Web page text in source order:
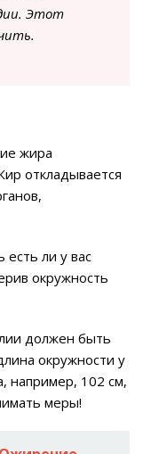
Этот
жира
откладывается
ли у вас
окружность
должен быть
окружности у
например, 102 см,
меры!